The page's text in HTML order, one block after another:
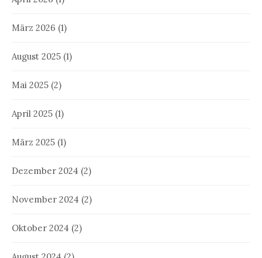
März 2026 (1)
August 2025 (1)
Mai 2025 (2)
April 2025 (1)
März 2025 (1)
Dezember 2024 (2)
November 2024 (2)
Oktober 2024 (2)